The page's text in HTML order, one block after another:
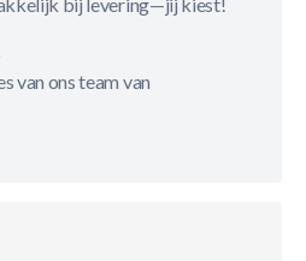
van ons team van